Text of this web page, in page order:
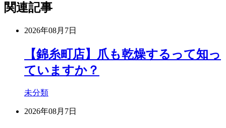
関連記事
2026年08月7日
【錦糸町店】爪も乾燥するって知っ
ていますか？
未分類
2026年08月7日